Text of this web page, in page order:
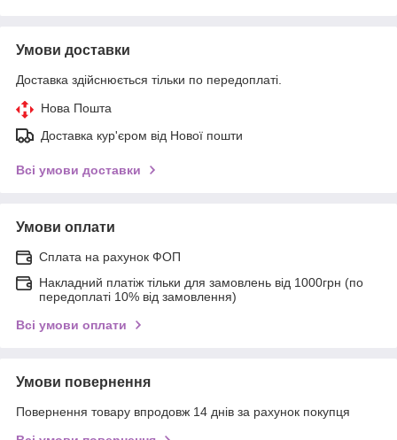
Умови доставки
Доставка здійснюється тільки по передоплаті.
Нова Пошта
Доставка кур'єром від Нової пошти
Всі умови доставки
Умови оплати
Сплата на рахунок ФОП
Накладний платіж тільки для замовлень від 1000грн (по
передоплаті 10% від замовлення)
Всі умови оплати
Умови повернення
Повернення товару впродовж 14 днів за рахунок покупця